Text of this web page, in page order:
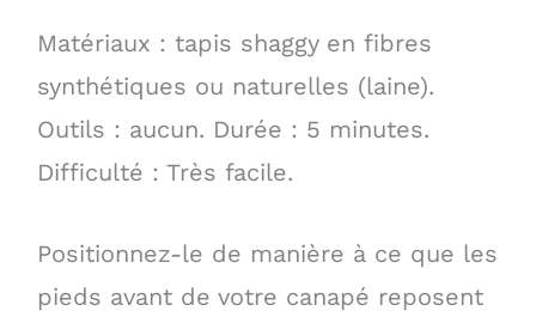
Matériaux : tapis shaggy en fibres
synthétiques ou naturelles (laine).
Outils : aucun. Durée : 5 minutes.
Difficulté : Très facile.
Positionnez-le de manière à ce que les
pieds avant de votre canapé reposent